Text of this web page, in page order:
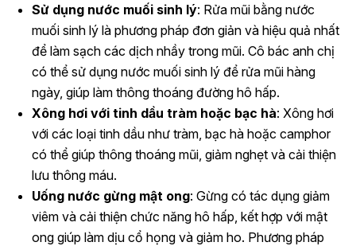
Sử dụng nước muối sinh lý: Rửa mũi bằng nước
muối sinh lý là phương pháp đơn giản và hiệu quả nhất
để làm sạch các dịch nhầy trong mũi. Cô bác anh chị
có thể sử dụng nước muối sinh lý để rửa mũi hàng
ngày, giúp làm thông thoáng đường hô hấp.
Xông hơi với tinh dầu tràm hoặc bạc hà: Xông hơi
với các loại tinh dầu như tràm, bạc hà hoặc camphor
có thể giúp thông thoáng mũi, giảm nghẹt và cải thiện
lưu thông máu.
Uống nước gừng mật ong: Gừng có tác dụng giảm
viêm và cải thiện chức năng hô hấp, kết hợp với mật
ong giúp làm dịu cổ họng và giảm ho. Phương pháp